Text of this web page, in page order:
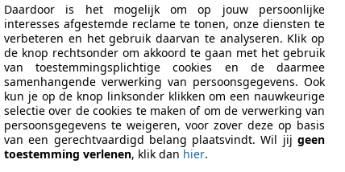
de fabrikant voor nieuwe voertuigen. Afhankelijk van de kilometerstand,
de radius van occasies aanzienlijk variëren.
Daardoor is het mogelijk om op jouw persoonlijke
interesses afgestemde reclame te tonen, onze diensten te
verbeteren en het gebruik daarvan te analyseren. Klik op
de knop rechtsonder om akkoord te gaan met het gebruik
van toestemmingsplichtige cookies en de daarmee
samenhangende verwerking van persoonsgegevens. Ook
kun je op de knop linksonder klikken om een nauwkeurige
selectie over de cookies te maken of om de verwerking van
persoonsgegevens te weigeren, voor zover deze op basis
van een gerechtvaardigd belang plaatsvindt. Wil jij geen
toestemming verlenen, klik dan hier.